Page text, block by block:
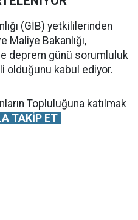
(GİB) yetkililerinden
Maliye Bakanlığı,
deprem günü sorumluluk
olduğunu kabul ediyor.
Topluluğuna katılmak
TAKİP ET